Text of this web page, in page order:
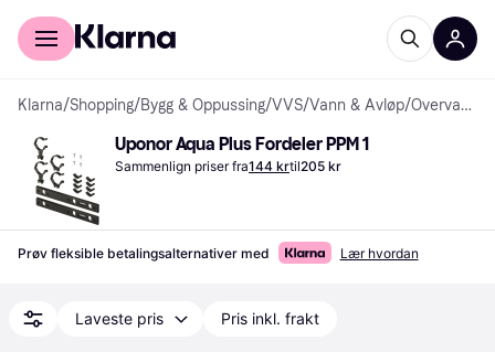
For kunder
Klarna/Shopping/Bygg & Oppussing/VVS/Vann & Avløp/ Overvanns-, Jord- & Drensrør
Uponor Aqua Plus Fordeler PPM 1
Sammenlign priser fra144 krtil205 kr
Prøv fleksible betalingsalternativer med Lær hvordan
Laveste pris Pris inkl. frakt